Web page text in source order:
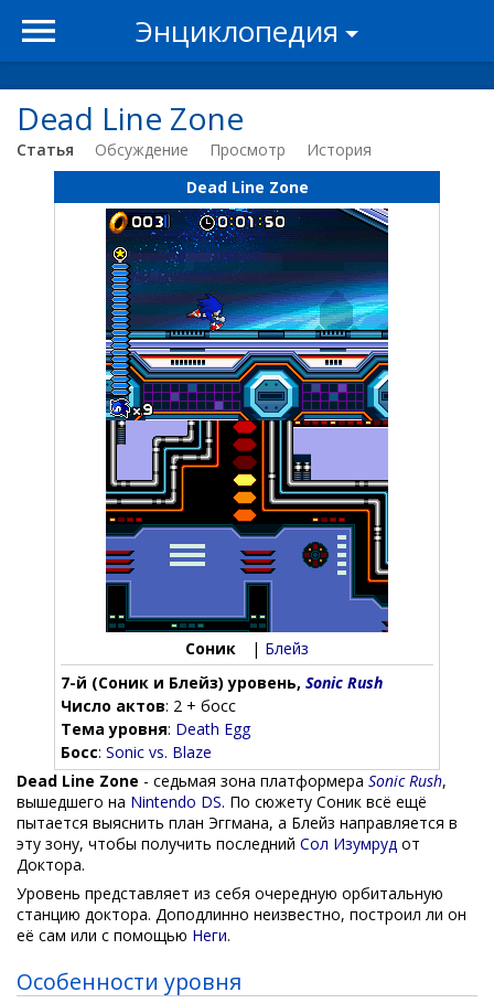
Энциклопедия
Dead Line Zone
Статья Обсуждение Просмотр
История
Dead Line Zone
Соник | Блейз
7-й (Соник и Блейз) уровень, Sonic Rush
Число актов: 2 + босс
Тема уровня: Death Egg
Босс: Sonic vs. Blaze
Dead Line Zone - седьмая зона платформера Sonic Rush,
вышедшего на Nintendo DS. По сюжету Соник всё ещё
пытается выяснить план Эггмана, а Блейз направляется в
эту зону, чтобы получить последний Сол Изумруд от
Доктора.
Уровень представляет из себя очередную орбитальную
станцию доктора. Доподлинно неизвестно, построил ли он
её сам или с помощью Неги.
Особенности уровня